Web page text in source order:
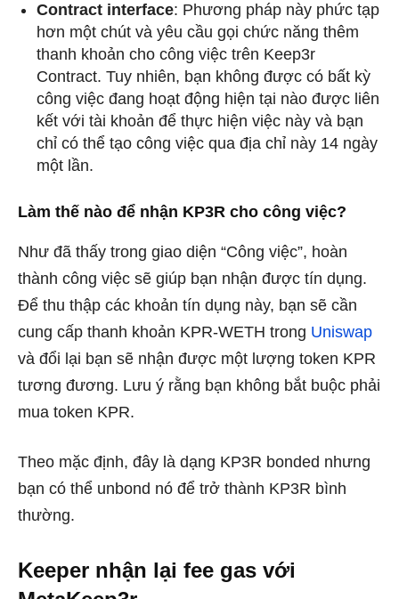
Contract interface: Phương pháp này phức tạp
hơn một chút và yêu cầu gọi chức năng thêm
thanh khoản cho công việc trên Keep3r
Contract. Tuy nhiên, bạn không được có bất kỳ
công việc đang hoạt động hiện tại nào được liên
kết với tài khoản để thực hiện việc này và bạn
chỉ có thể tạo công việc qua địa chỉ này 14 ngày
một lần.
Làm thế nào để nhận KP3R cho công việc?
Như đã thấy trong giao diện “Công việc”, hoàn
thành công việc sẽ giúp bạn nhận được tín dụng.
Để thu thập các khoản tín dụng này, bạn sẽ cần
cung cấp thanh khoản KPR-WETH trong Uniswap
và đổi lại bạn sẽ nhận được một lượng token KPR
tương đương. Lưu ý rằng bạn không bắt buộc phải
mua token KPR.
Theo mặc định, đây là dạng KP3R bonded nhưng
bạn có thể unbond nó để trở thành KP3R bình
thường.
Keeper nhận lại fee gas với